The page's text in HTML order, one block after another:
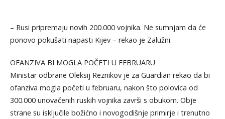
– Rusi pripremaju novih 200.000 vojnika. Ne sumnjam da će
ponovo pokušati napasti Kijev – rekao je Zalužni.
OFANZIVA BI MOGLA POČETI U FEBRUARU
Ministar odbrane Oleksij Reznikov je za Guardian rekao da bi
ofanziva mogla početi u februaru, nakon što polovica od
300.000 unovačenih ruskih vojnika završi s obukom. Obje
strane su isključile božićno i novogodišnje primirje i trenutno